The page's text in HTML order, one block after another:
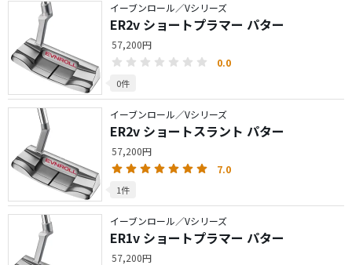
イーブンロール／Vシリーズ
ER2v ショートプラマー パター
57,200円
0.0
0件
イーブンロール／Vシリーズ
ER2v ショートスラント パター
57,200円
7.0
1件
イーブンロール／Vシリーズ
ER1v ショートプラマー パター
57,200円